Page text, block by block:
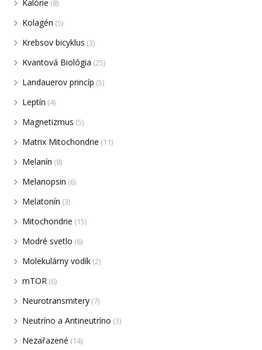
Kalórie (8)
Kolagén (5)
Krebsov bicyklus (3)
Kvantová Biológia (25)
Landauerov princíp (5)
Leptín (4)
Magnetizmus (5)
Matrix Mitochondrie (11)
Melanín (8)
Melanopsin (6)
Melatonín (3)
Mitochondrie (15)
Modré svetlo (6)
Molekulárny vodík (2)
mTOR (6)
Neurotransmitery (7)
Neutríno a Antineutríno (3)
Nezařazené (14)